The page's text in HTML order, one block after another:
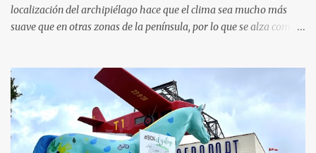
localización del archipiélago hace que el clima sea mucho más
suave que en otras zonas de la península, por lo que se alza como
ejemplo, ofrece un amplio abanico de posibilidades, desde
actividades al aire libre, propuestas lúdicas o deportivas, hasta
propuestas gastronómicas para poder disfrutar al máximo con los
niños y garantizar una experiencia inolvidable. Palma Aquarium
A unos 15 minutos en coche de la capital Balear y a tan sólo 500